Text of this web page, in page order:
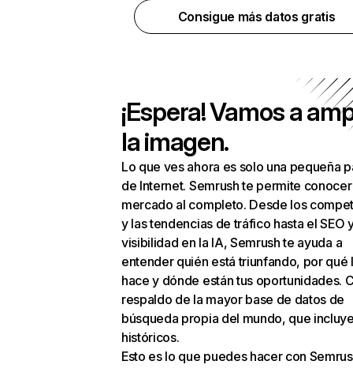
Consigue más datos gratis
¡Espera! Vamos a
la imagen.
Lo que ves ahora es solo una pequeña
de Internet. Semrush te permite
mercado al completo. Desde los
y las tendencias de tráfico hasta el SEO
visibilidad en la IA, Semrush te ayuda a
entender quién está triunfando, por qué
hace y dónde están tus oportunidades.
respaldo de la mayor base de datos de
búsqueda propia del mundo, que
históricos.
Esto es lo que puedes hacer con